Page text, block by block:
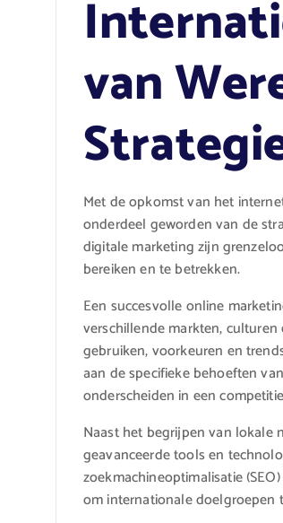
van
Met de opkomst van het
onderdeel geworden van de
digitale marketing zijn
bereiken en te betrekken.
Een succesvolle online
verschillende markten,
gebruiken, voorkeuren en
aan de specifieke behoeften
onderscheiden in een
Naast het begrijpen van lokale
geavanceerde tools en
zoekmachineoptimalisatie
om internationale doelgroepen